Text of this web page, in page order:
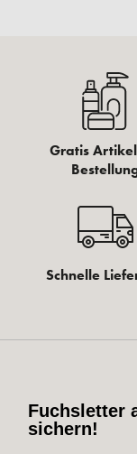
Gratis
Schnelle
Fuchsletter
sichern!